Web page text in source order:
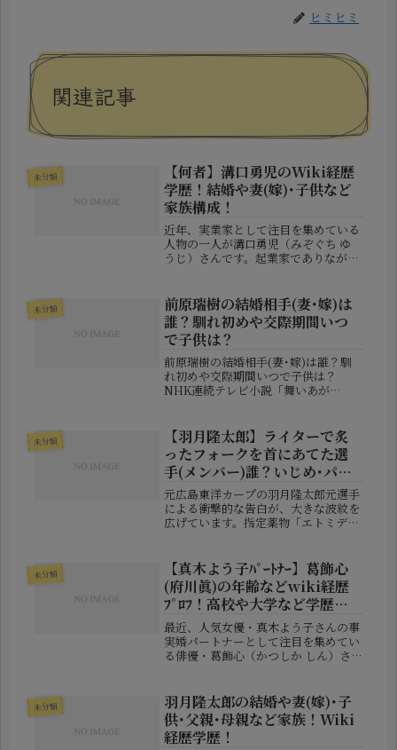
ヒミヒミ
関連記事
未分類
【何者】溝口勇児のWiki経歴
学歴！結婚や妻(嫁)･子供など
家族構成！
近年、実業家として注目を集めている
人物の一人が溝口勇児（みぞぐち ゆ
うじ）さんです。起業家でありながら
になる人も多いようです。さらに、こ
れまでの生い立ちや学歴、そして結婚
や...
未分類
前原瑞樹の結婚相手(妻･嫁)は
誰？馴れ初めや交際期間いつ
で子供は？
前原瑞樹の結婚相手(妻･嫁)は誰？馴
れ初めや交際期間いつで子供は？
NHK連続テレビ小説「舞いあが
樹さん。個性的な存在感と自然体の演
技で注目を集めるなか、2026年7月19
日...
未分類
【羽月隆太郎】ライターで炙
ったフォークを首にあてた選
手(メンバー)誰？いじめ･パワ
ハラ！
元広島東洋カープの羽月隆太郎元選手
による衝撃的な告白が、大きな波紋を
広げています。指定薬物「エトミデー
た動画の中で、球団内部の空気や先輩
後輩関係について赤裸々に語りまし
た。...
未分類
【真木よう子ﾊﾟｰﾄﾅｰ】葛飾心
(府川眞)の年齢などwiki経歴
ﾌﾟﾛﾌ！高校や大学など学歴
も！
最近、人気女優・真木よう子さんの事
実婚パートナーとして注目を集めてい
る俳優・葛飾心（かつしか しん）さ
ことで新たなステージへと進みつつあ
ります。この記事では、そんな葛飾心
さ...
未分類
羽月隆太郎の結婚や妻(嫁)･子
供･父親･母親など家族！Wiki
経歴学歴！